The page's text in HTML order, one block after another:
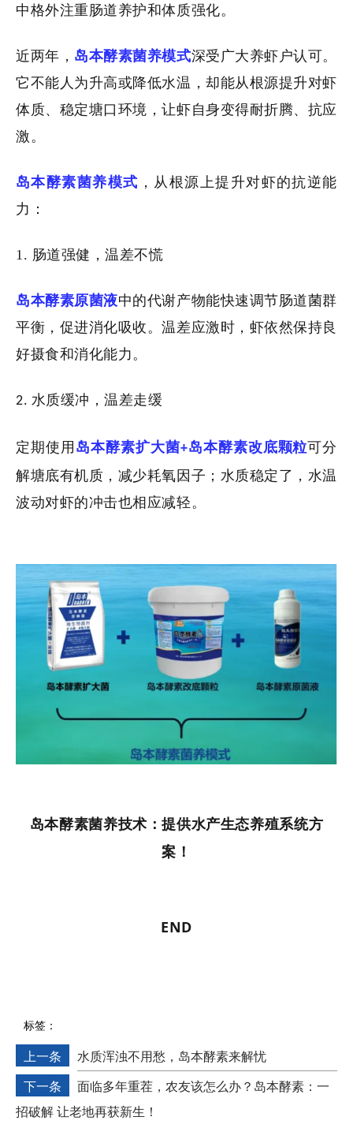
中格外注重肠道养护和体质强化。
近两年， 岛本酵素菌养模式深受广大养虾户认可。
它不能人为升高或降低水温，却能从根源提升对虾
体质、稳定塘口环境，让虾自身变得耐折腾、抗应
激。
岛本酵素菌养模式 ，从根源上提升对虾的抗逆能
力：
1. 肠道强健，温差不慌
岛本酵素原菌液中的代谢产物能快速调节肠道菌群
平衡，促进消化吸收。温差应激时，虾依然保持良
好摄食和消化能力。
2. 水质缓冲，温差走缓
定期使用 岛本酵素扩大菌+岛本酵素改底颗粒可分
解塘底有机质，减少耗氧因子；水质稳定了，水温
波动对虾的冲击也相应减轻。
岛本酵素菌养技术：提供水产生态养殖系统方
案！
END
标签：
上一条 水质浑浊不用愁，岛本酵素来解忧
下一条
面临多年重茬，农友该怎么办？岛本酵素：一
招破解 让老地再获新生！